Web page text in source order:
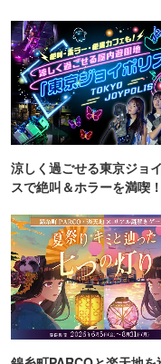
涼しく過ごせる東京ジョ
スで絶叫＆ホラーを満喫！